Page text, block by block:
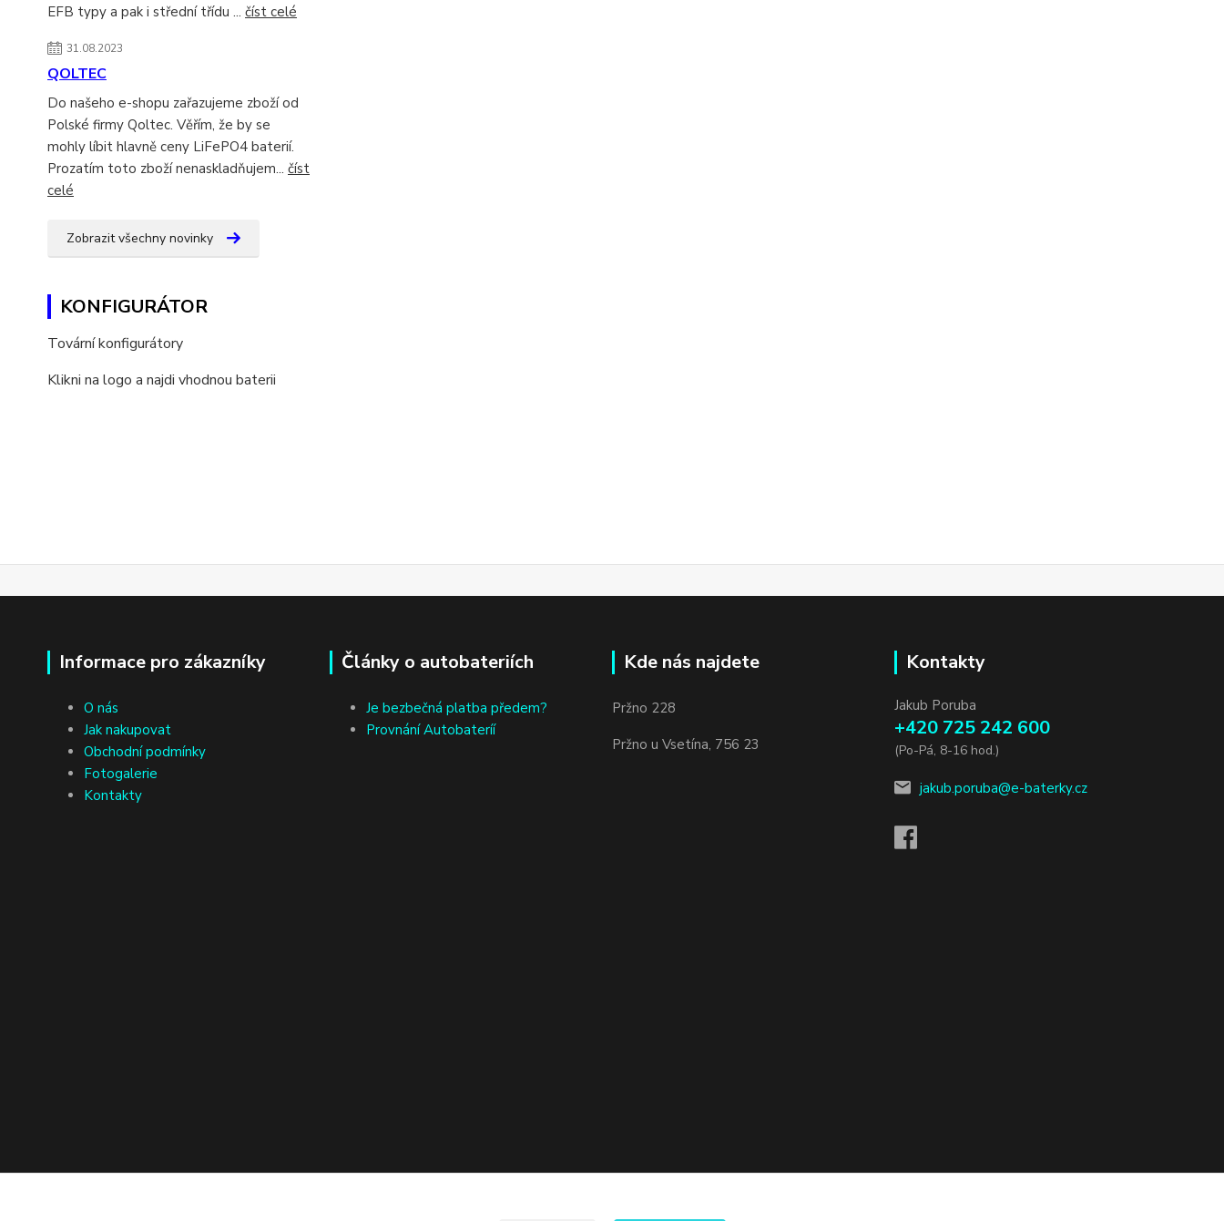
EFB typy a pak i střední třídu ... číst celé
31.08.2023
QOLTEC
Do našeho e-shopu zařazujeme zboží od
Polské firmy Qoltec. Věřím, že by se
mohly líbit hlavně ceny LiFePO4 baterií.
Prozatím toto zboží nenaskladňujem... číst
celé
Zobrazit všechny novinky
KONFIGURÁTOR
Tovární konfigurátory
Klikni na logo a najdi vhodnou baterii
Informace pro zákazníky
O nás
Jak nakupovat
Obchodní podmínky
Fotogalerie
Kontakty
Články o autobateriích
Je bezbečná platba předem?
Provnání Autobateríí
Kde nás najdete
Pržno 228
Pržno u Vsetína, 756 23
Kontakty
Jakub Poruba
+420 725 242 600
(Po-Pá, 8-16 hod.)
jakub.poruba@e-baterky.cz